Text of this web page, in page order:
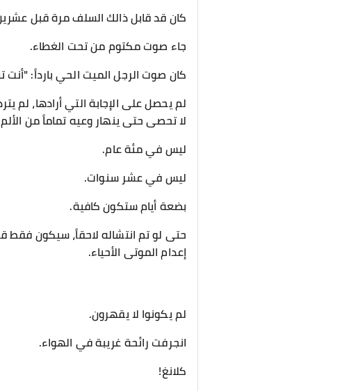
كان قد قابل ذالك السلف مرة قبل
جاء صوت مكتوم من تحت الغطاء.
كان صوت الرجل الميت الحي بارداً:
لم يحصل على الإجابة التي أرادها، لم
لا تحصى حتى ينهار وعيه تماماً من
ليس في مئة عام.
ليس في عشر سنوات.
بضعة أيام ستكون كافية.
حتى لو تم انتشاله لاحقاً، سيكون
إعدام الموتى الأحياء.
لم يكونوا لا يقهرون.
انجرفت رائحة غريبة في الهواء.
كلانغ!